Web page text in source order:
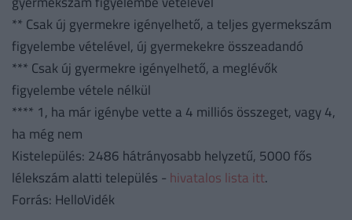
** Csak új gyermekre igényelhető, a teljes gyermekszám
figyelembe vételével, új gyermekekre összeadandó
*** Csak új gyermekre igényelhető, a meglévők
figyelembe vétele nélkül
**** 1, ha már igénybe vette a 4 milliós összeget, vagy 4,
ha még nem
Kistelepülés: 2486 hátrányosabb helyzetű, 5000 fős
lélekszám alatti település - hivatalos lista itt.
Forrás: HelloVidék